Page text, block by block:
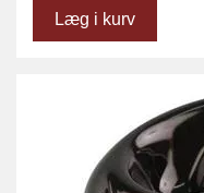
Læg i kurv